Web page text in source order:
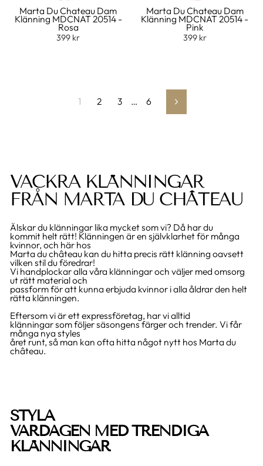
Marta Du Chateau Dam
Klänning MDCNAT 20514 -
Rosa
399 kr
Marta Du Chateau Dam
Klänning MDCNAT 20514 -
Pink
399 kr
1 2 3 … 6 Nästa
VACKRA KLÄNNINGAR
FRÅN MARTA DU CHÂTEAU
Älskar du klänningar lika mycket som vi? Då har du
kommit helt rätt! Klänningen är en självklarhet för många
kvinnor, och här hos
Marta du château kan du hitta precis rätt klänning oavsett
vilken stil du föredrar!
Vi handplockar alla våra klänningar och väljer med omsorg
ut rätt material och
passform för att kunna erbjuda kvinnor i alla åldrar den helt
rätta klänningen.
Eftersom vi är ett expressföretag, har vi alltid
klänningar som följer säsongens färger och trender. Vi får
många nya styles
året runt, så man kan ofta hitta något nytt hos Marta du
château.
STYLA
VARDAGEN MED TRENDIGA
KLÄNNINGAR